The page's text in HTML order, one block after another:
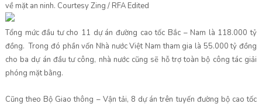
về mặt an ninh. Courtesy Zing / RFA Edited
Tổng mức đầu tư cho 11 dự án đường cao tốc Bắc – Nam là 118.000 tỷ
đồng. Trong đó phần vốn Nhà nước Việt Nam tham gia là 55.000 tỷ đồng
cho ba dự án đầu tư công, nhà nước cũng sẽ hỗ trợ toàn bộ công tác giải
phóng mặt bằng.
Cũng theo Bộ Giao thông – Vận tải, 8 dự án trên tuyến đường bộ cao tốc